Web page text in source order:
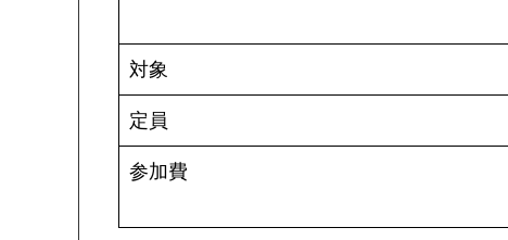
対象
定員
参加費